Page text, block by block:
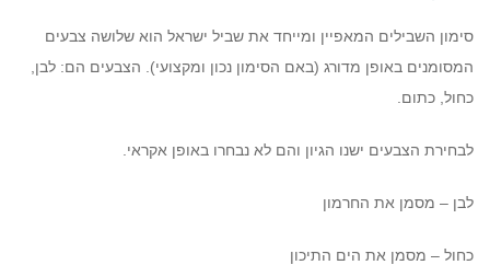
סימון השבילים המאפיין ומייחד את שביל ישראל הוא שלושה צבעים
המסומנים באופן מדורג (באם הסימון נכון ומקצועי). הצבעים הם: לבן,
כחול, כתום.
לבחירת הצבעים ישנו הגיון והם לא נבחרו באופן אקראי.
לבן – מסמן את החרמון
כחול – מסמן את הים התיכון